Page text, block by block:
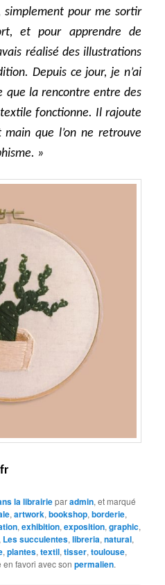
simplement pour me sortir
et pour apprendre de
réalisé des illustrations
Depuis ce jour, je n’ai
que la rencontre entre des
fonctionne. Il rajoute
que l’on ne retrouve
»
la librairieparadmin, et marqué
,artwork,bookshop,borderie,
,exhibition,exposition,graphic,
Les succulentes,libreria,natural,
,plantes,textil,tisser,toulouse,
en favori avec sonpermalien.